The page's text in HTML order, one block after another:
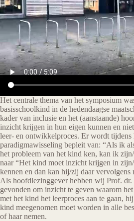
Het centrale thema van het symposium
basisschoolkind in de hedendaagse
kader van inclusie en het (aanstaande)
inzicht krijgen in hun eigen kunnen en
leer- en ontwikkelproces. Er wordt tijdens
paradigmawisseling bepleit van: “Als ik
het probleem van het kind ken, kan ik
naar “Het kind moet inzicht krijgen in
kennen en dan kan hij/zij daar vervolgens
Als hoofdlezinggever hebben wij Prof.
gevonden om inzicht te geven waarom
met het kind het leerproces aan te gaan,
kind meegenomen moet worden in alle
of haar nemen.